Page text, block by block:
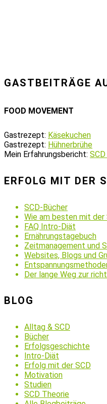
GASTBEITRÄGE
FOOD MOVEMENT
Gastrezept: Käsekuchen
Gastrezept: Hühnerbrühe
Mein Erfahrungsbericht:
ERFOLG MIT DER
SCD-Bücher
Wie am besten mit der
FAQ Intro-Diät
Ernährungstagebuch
Zeitmanagement und
Websites, Blogs und
Der lange Weg zur
BLOG
Alltag & SCD
Bücher
Erfolgsgeschichte
Intro-Diät
Erfolg mit der SCD
Motivation
Studien
SCD Theorie